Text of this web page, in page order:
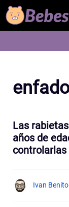
Saltar
al
Las
años de
controlarlas
Ivan Benito